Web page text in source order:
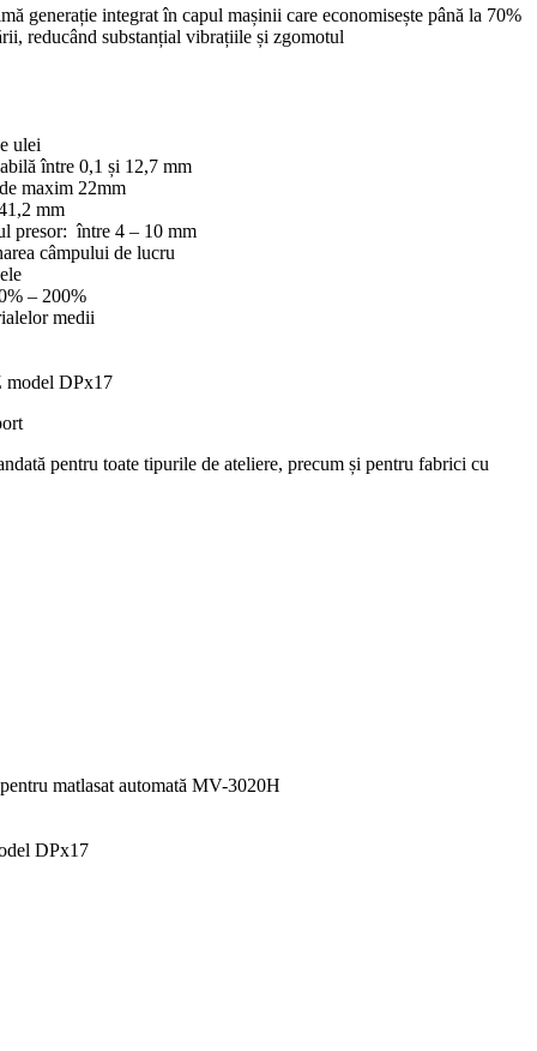
generație integrat în capul mașinii care economisește până la 70%
reducând substanțial vibrațiile și zgomotul
ulei
între 0,1 și 12,7 mm
maxim 22mm
mm
presor: între 4 – 10 mm
câmpului de lucru
– 200%
medii
DPx17
pentru toate tipurile de ateliere, precum și pentru fabrici cu
matlasat automată MV-3020H
DPx17